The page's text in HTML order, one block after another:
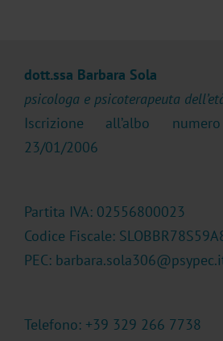
dott.ssa Barbara Sola
psicologa e psicoterapeuta
Iscrizione all’albo
23/01/2006
Partita IVA: 02556800023
Codice Fiscale:
PEC:
Telefono: +39 329 266 7738